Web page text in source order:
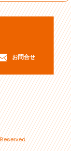
お問合せ